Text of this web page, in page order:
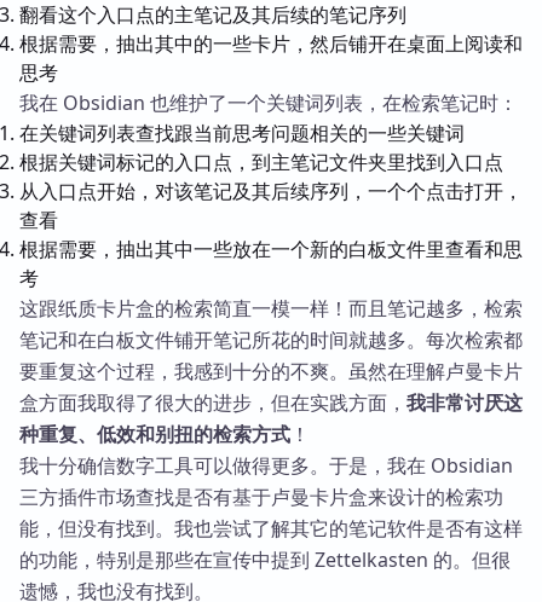
翻看这个入口点的主笔记及其后续的笔记序列
根据需要，抽出其中的一些卡片，然后铺开在桌面上阅读和
思考
我在 Obsidian 也维护了一个关键词列表，在检索笔记时：
在关键词列表查找跟当前思考问题相关的一些关键词
根据关键词标记的入口点，到主笔记文件夹里找到入口点
从入口点开始，对该笔记及其后续序列，一个个点击打开，
查看
根据需要，抽出其中一些放在一个新的白板文件里查看和思
考
这跟纸质卡片盒的检索简直一模一样！而且笔记越多，检索
笔记和在白板文件铺开笔记所花的时间就越多。每次检索都
要重复这个过程，我感到十分的不爽。虽然在理解卢曼卡片
盒方面我取得了很大的进步，但在实践方面， 我非常讨厌这
种重复、低效和别扭的检索方式 ！
我十分确信数字工具可以做得更多。于是，我在 Obsidian
三方插件市场查找是否有基于卢曼卡片盒来设计的检索功
能，但没有找到。我也尝试了解其它的笔记软件是否有这样
的功能，特别是那些在宣传中提到 Zettelkasten 的。但很
遗憾，我也没有找到。